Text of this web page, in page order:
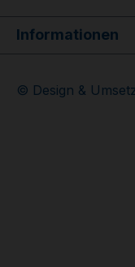
Informationen
© Design &